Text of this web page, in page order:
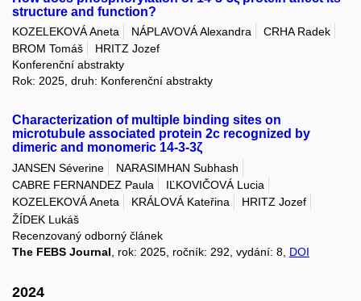
structure and function?
KOZELEKOVÁ Aneta NÁPLAVOVÁ Alexandra
CRHA Radek
BROM Tomáš
HRITZ Jozef
Konferenční abstrakty
Rok: 2025, druh: Konferenční abstrakty
Characterization of multiple binding sites on
microtubule associated protein 2c recognized by
dimeric and monomeric 14-3-3ζ
JANSEN Séverine
NARASIMHAN Subhash
CABRE FERNANDEZ Paula
IĽKOVIČOVÁ Lucia
KOZELEKOVÁ Aneta
KRÁLOVÁ Kateřina
HRITZ Jozef
ŽÍDEK Lukáš
Recenzovaný odborný článek
The FEBS Journal , rok: 2025, ročník: 292, vydání: 8, DOI
2024